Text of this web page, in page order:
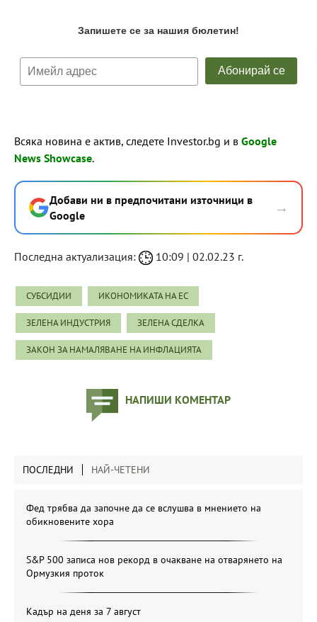
Всяка новина е актив, следете Investor.bg и в Google
News Showcase.
Добави ни в предпочитани източници в
Google
→
Последна актуализация: 10:09 | 02.02.23 г.
СУБСИДИИ ИКОНОМИКАТА НА ЕС
ЗЕЛЕНА ИНДУСТРИЯ ЗЕЛЕНА СДЕЛКА
ЗАКОН ЗА НАМАЛЯВАНЕ НА ИНФЛАЦИЯТА
НАПИШИ КОМЕНТАР
ПОСЛЕДНИ НАЙ-ЧЕТЕНИ
Фед трябва да започне да се вслушва в мнението на
обикновените хора
S&P 500 записа нов рекорд в очакване на отварянето на
Ормузкия проток
Кадър на деня за 7 август